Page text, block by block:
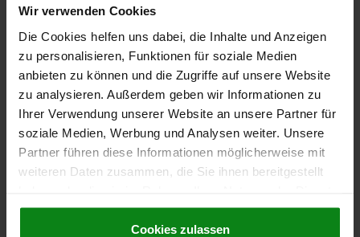
Wir verwenden Cookies
Die Cookies helfen uns dabei, die Inhalte und Anzeigen
zu personalisieren, Funktionen für soziale Medien
anbieten zu können und die Zugriffe auf unsere Website
zu analysieren. Außerdem geben wir Informationen zu
Ihrer Verwendung unserer Website an unsere Partner für
soziale Medien, Werbung und Analysen weiter. Unsere
Partner führen diese Informationen möglicherweise mit
weiteren Daten zusammen, die Sie ihnen bereitgestellt
gesammelt haben.Cookie Richtlinien
Datenschutz|AGB
Cookies zulassen
Numero d’ordine:01251-318302230
1 486,86 CHF
più le spese di spedizione
DETTAGLI